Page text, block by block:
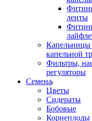
ленты
Капельницы
капельной
Фильтры,
регуляторы
Семена
Цветы
Сидераты
Бобовые
Корнеплоды